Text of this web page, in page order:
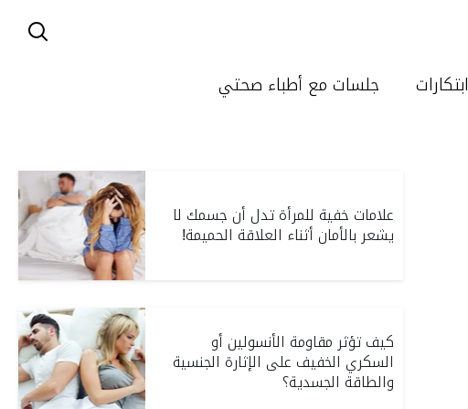
ابتكارات جلسات مع أطباء صحتي
علامات خفية للمرأة تدل أن جسمك لا
يشعر بالأمان أثناء العلاقة الحميمة!
كيف تؤثر مقاومة الأنسولين أو
السكري الخفيف على الإثارة الجنسية
والطاقة الجسدية؟